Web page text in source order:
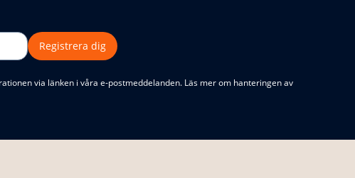
Registrera dig
via länken i våra e-postmeddelanden. Läs mer om hanteringen av